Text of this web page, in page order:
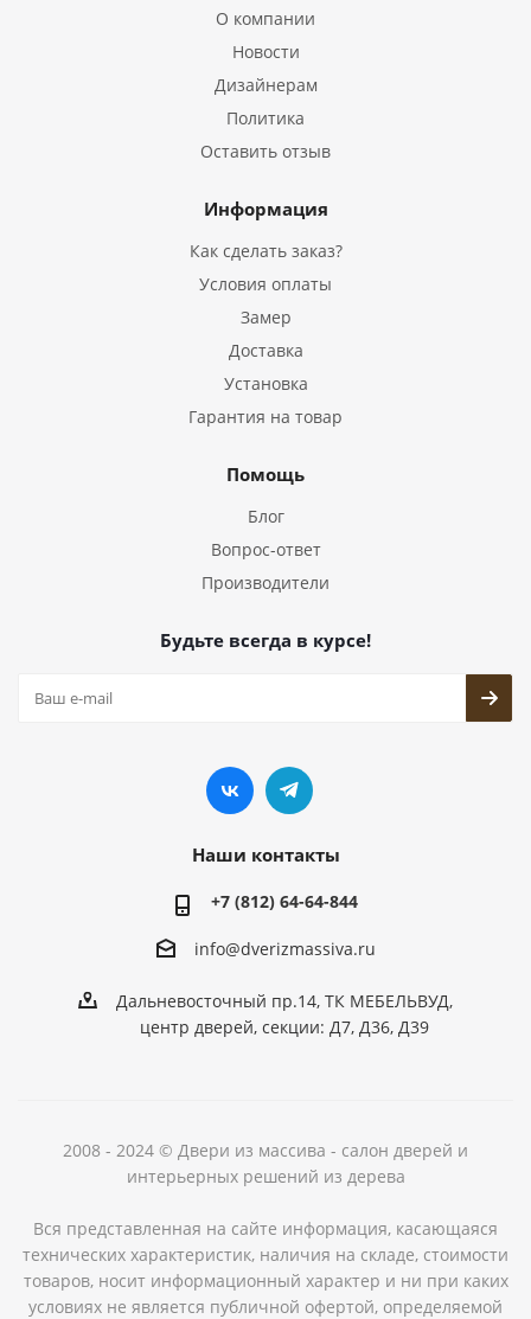
О компании
Новости
Дизайнерам
Политика
Оставить отзыв
Информация
Как сделать заказ?
Условия оплаты
Замер
Доставка
Установка
Гарантия на товар
Помощь
Блог
Вопрос-ответ
Производители
Будьте всегда в курсе!
Наши контакты
+7 (812) 64-64-844
info@dverizmassiva.ru
Дальневосточный пр.14, ТК МЕБЕЛЬВУД,
центр дверей, секции: Д7, Д36, Д39
2008 - 2024 © Двери из массива - салон дверей и
интерьерных решений из дерева
Вся представленная на сайте информация, касающаяся
технических характеристик, наличия на складе, стоимости
товаров, носит информационный характер и ни при каких
условиях не является публичной офертой, определяемой